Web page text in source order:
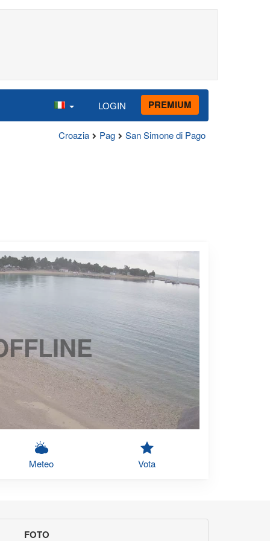
LOGIN PREMIUM
Croazia Pag San Simone di Pago
Meteo Vota
FOTO